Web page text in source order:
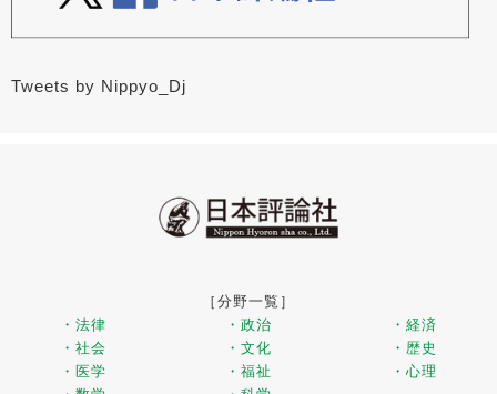
Tweets by Nippyo_Dj
［分野一覧］
・法律
・政治
・経済
・社会
・文化
・歴史
・医学
・福祉
・心理